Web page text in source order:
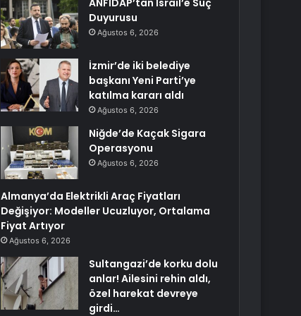
ANFİDAP’tan İsrail’e Suç
Duyurusu
Ağustos 6, 2026
İzmir’de iki belediye
başkanı Yeni Parti’ye
katılma kararı aldı
Ağustos 6, 2026
Niğde’de Kaçak Sigara
Operasyonu
Ağustos 6, 2026
Almanya’da Elektrikli Araç Fiyatları
Değişiyor: Modeller Ucuzluyor, Ortalama
Fiyat Artıyor
Ağustos 6, 2026
Sultangazi’de korku dolu
anlar! Ailesini rehin aldı,
özel harekat devreye
girdi…